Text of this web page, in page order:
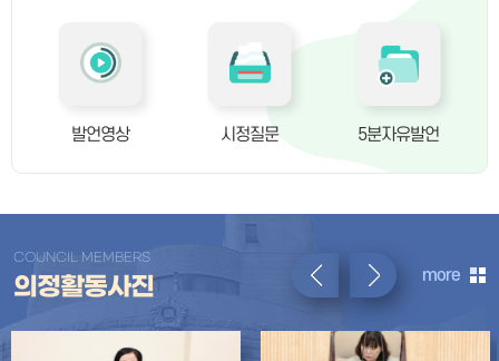
발언영상 시정질문 5분자유발언
COUNCIL MEMBERS
의정활동사진 more